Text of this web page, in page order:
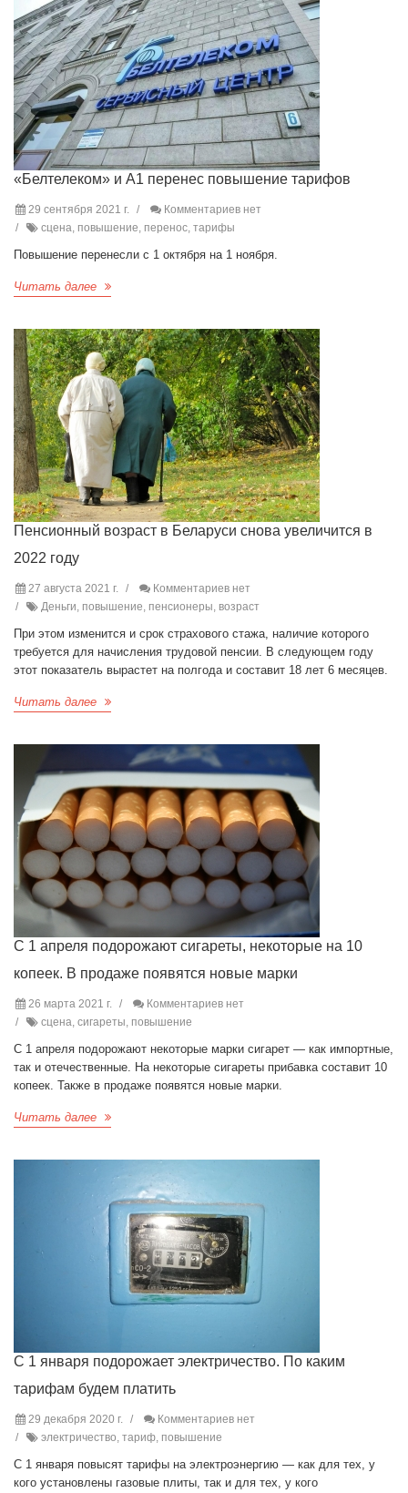
«Белтелеком» и А1 перенес повышение тарифов
29 сентября 2021 г.
Комментариев нет
сцена, повышение, перенос, тарифы
Повышение перенесли с 1 октября на 1 ноября.
Читать далее
Пенсионный возраст в Беларуси снова увеличится в
2022 году
27 августа 2021 г.
Комментариев нет
Деньги, повышение, пенсионеры, возраст
При этом изменится и срок страхового стажа, наличие которого
требуется для начисления трудовой пенсии. В следующем году
этот показатель вырастет на полгода и составит 18 лет 6 месяцев.
Читать далее
С 1 апреля подорожают сигареты, некоторые на 10
копеек. В продаже появятся новые марки
26 марта 2021 г.
Комментариев нет
сцена, сигареты, повышение
С 1 апреля подорожают некоторые марки сигарет — как импортные,
так и отечественные. На некоторые сигареты прибавка составит 10
копеек. Также в продаже появятся новые марки.
Читать далее
С 1 января подорожает электричество. По каким
тарифам будем платить
29 декабря 2020 г.
Комментариев нет
электричество, тариф, повышение
С 1 января повысят тарифы на электроэнергию — как для тех, у
кого установлены газовые плиты, так и для тех, у кого